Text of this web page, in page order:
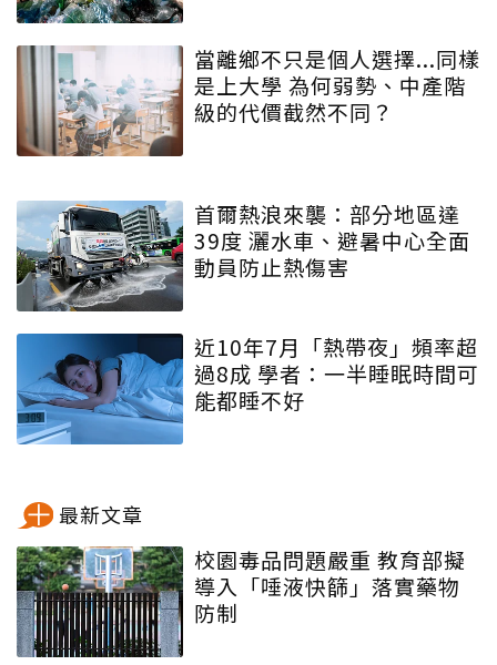
當離鄉不只是個人選擇...同樣
是上大學 為何弱勢、中產階
級的代價截然不同？
首爾熱浪來襲：部分地區達
39度 灑水車、避暑中心全面
動員防止熱傷害
近10年7月「熱帶夜」頻率超
過8成 學者：一半睡眠時間可
能都睡不好
最新文章
校園毒品問題嚴重 教育部擬
導入「唾液快篩」落實藥物
防制